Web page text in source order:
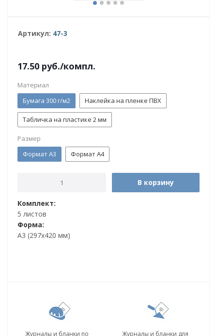
Артикул: 47-3
17.50 руб./компл.
Материал
Бумага 300 г/м2
Наклейка на пленке ПВХ
Табличка на пластике 2 мм
Размер
Формат А3
Формат А4
В корзину
Комплект:
5 листов
Форма:
А3 (297х420 мм)
Журналы и бланки по
Журналы и бланки для